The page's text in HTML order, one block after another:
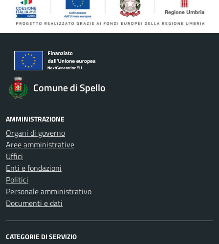
Comune di Spello
AMMINISTRAZIONE
Organi di governo
Aree amministrative
Uffici
Enti e fondazioni
Politici
Personale amministrativo
Documenti e dati
CATEGORIE DI SERVIZIO